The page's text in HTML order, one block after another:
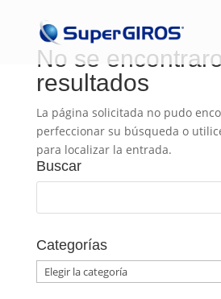
No se
resultados
La página solicitada no pudo
perfeccionar su búsqueda o
para localizar la entrada.
Buscar
Categorías
Categorías